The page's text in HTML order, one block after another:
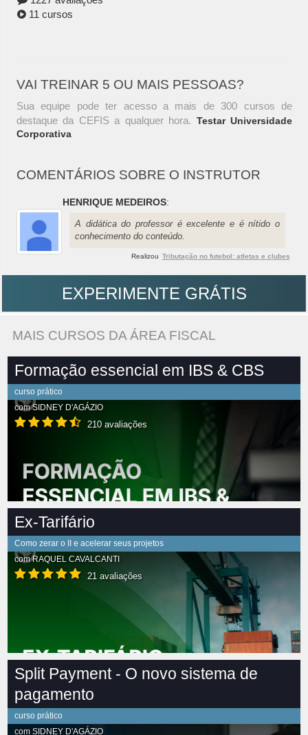
11 cursos
VAI TREINAR 5 OU MAIS PESSOAS?
Sua equipe pode ter acesso a mais de 300 cursos de
destaque da CEFIS a qualquer hora. Testar Universidade
Corporativa
COMENTÁRIOS SOBRE O INSTRUTOR
HENRIQUE MEDEIROS:
A didática do professor é excelente e é nítido o
conhecimento do conteúdo.
Realizou Tributação no futebol: atletas e clubes
EXPERIMENTE GRÁTIS
MAIS CURSOS DA ÁREA FISCAL
Formação essencial em IBS & CBS
curso prático
comSIDNEY D'AGÁZIO
210 avaliações
Ex-Tarifário
Como zerar o II e acelerar seus projetos
comRAQUEL CAVALCANTI
21 avaliações
Split Payment - O novo sistema de
pagamento
curso prático
com SIDNEY D'AGÁZIO